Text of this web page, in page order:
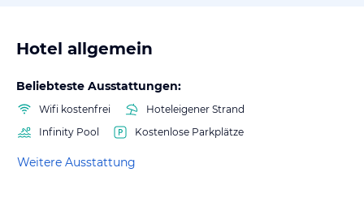
Hotel allgemein
Beliebteste Ausstattungen:
Wifi kostenfrei
Hoteleigener Strand
Infinity Pool
Kostenlose Parkplätze
Weitere Ausstattung